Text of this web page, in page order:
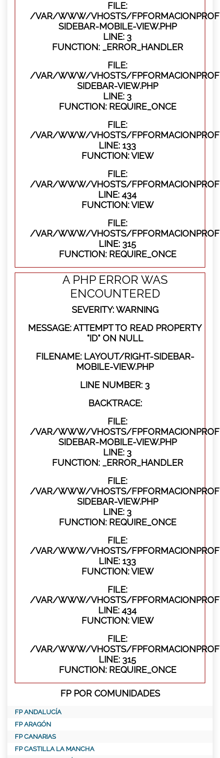
FILE:
/VAR/WWW/VHOSTS/
SIDEBAR-MOBILE-VIEW.PHP
LINE: 3
FUNCTION: _ERROR_HANDLER
FILE:
/VAR/WWW/VHOSTS/
SIDEBAR-VIEW.PHP
LINE: 3
FUNCTION: REQUIRE_ONCE
FILE:
/VAR/WWW/VHOSTS/
LINE: 133
FUNCTION: VIEW
FILE:
/VAR/WWW/VHOSTS/
LINE: 434
FUNCTION: VIEW
FILE:
/VAR/WWW/VHOSTS/
LINE: 315
FUNCTION: REQUIRE_ONCE
A PHP ERROR WAS
ENCOUNTERED
SEVERITY: WARNING
MESSAGE: ATTEMPT TO READ PROPERTY
"ID" ON NULL
FILENAME: LAYOUT/RIGHT-SIDEBAR-
MOBILE-VIEW.PHP
LINE NUMBER: 3
BACKTRACE:
FILE:
/VAR/WWW/VHOSTS/
SIDEBAR-MOBILE-VIEW.PHP
LINE: 3
FUNCTION: _ERROR_HANDLER
FILE:
/VAR/WWW/VHOSTS/
SIDEBAR-VIEW.PHP
LINE: 3
FUNCTION: REQUIRE_ONCE
FILE:
/VAR/WWW/VHOSTS/
LINE: 133
FUNCTION: VIEW
FILE:
/VAR/WWW/VHOSTS/
LINE: 434
FUNCTION: VIEW
FILE:
/VAR/WWW/VHOSTS/
LINE: 315
FUNCTION: REQUIRE_ONCE
FP POR COMUNIDADES
FP ANDALUCÍA
FP ARAGÓN
FP CANARIAS
FP CASTILLA LA MANCHA